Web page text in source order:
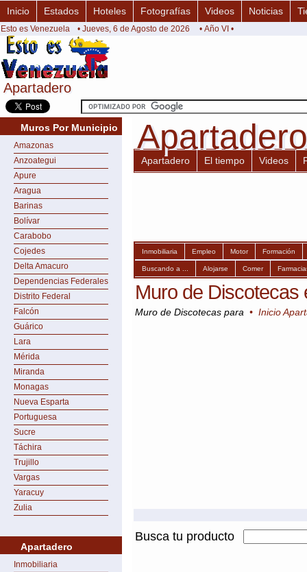
Apartadero
Apartadero
Inicio Estados Hoteles Fotografías Videos Noticias
Esto es Venezuela • Jueves, 6 de Agosto de 2026 • Año VI •
Muros Por Municipio
Amazonas
Anzoategui
Apure
Aragua
Barinas
Bolívar
Carabobo
Cojedes
Delta Amacuro
Dependencias Federales
Distrito Federal
Falcón
Guárico
Lara
Mérida
Miranda
Monagas
Nueva Esparta
Portuguesa
Sucre
Táchira
Trujillo
Vargas
Yaracuy
Zulia
Apartadero
Inmobiliaria
Apartadero
Apartadero El tiempo Videos
Inmobiliaria Empleo Motor Formación
Buscando a ... Alojarse Comer
Muro de Discotecas
Muro de Discotecas para • Inicio
Busca tu producto